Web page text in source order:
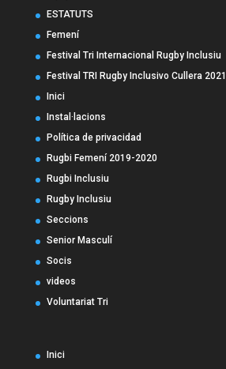
ESTATUTS
Femení
Festival Tri Internacional Rugby Inclusiu
Festival TRI Rugby Inclusivo Cullera 2021
Inici
Instal·lacions
Política de privacidad
Rugbi Femení 2019-2020
Rugbi Inclusiu
Rugby Inclusiu
Seccions
Senior Masculí
Socis
videos
Voluntariat Tri
Inici